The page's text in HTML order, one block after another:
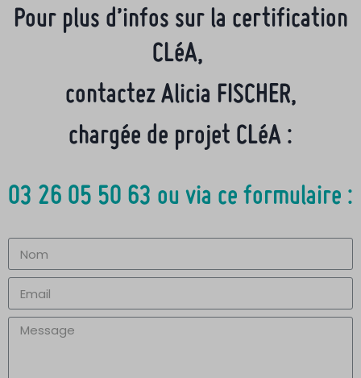
Pour plus d’infos sur la certification
CLéA,
contactez Alicia FISCHER,
chargée de projet CLéA :
03 26 05 50 63 ou via ce formulaire :